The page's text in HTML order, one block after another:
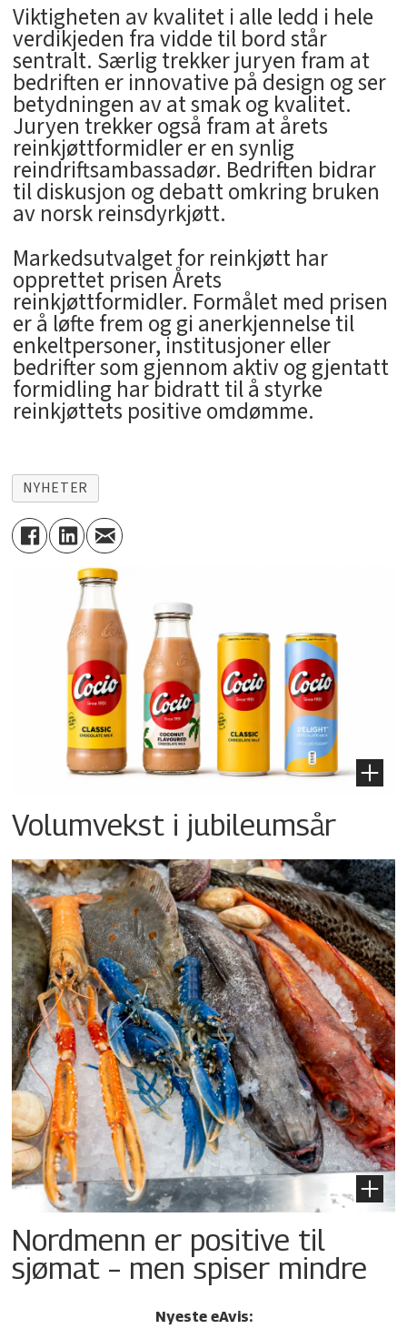
Viktigheten av kvalitet i alle ledd i hele
verdikjeden fra vidde til bord står
sentralt. Særlig trekker juryen fram at
bedriften er innovative på design og ser
betydningen av at smak og kvalitet.
Juryen trekker også fram at årets
reinkjøttformidler er en synlig
reindriftsambassadør. Bedriften bidrar
til diskusjon og debatt omkring bruken
av norsk reinsdyrkjøtt.
Markedsutvalget for reinkjøtt har
opprettet prisen Årets
reinkjøttformidler. Formålet med prisen
er å løfte frem og gi anerkjennelse til
enkeltpersoner, institusjoner eller
bedrifter som gjennom aktiv og gjentatt
formidling har bidratt til å styrke
reinkjøttets positive omdømme.
NYHETER
Volumvekst i jubileumsår
Nordmenn er positive til
sjømat – men spiser mindre
Nyeste eAvis: